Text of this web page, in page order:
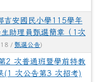
吉安國民小學115學年
助理員甄選簡章（1次
/ 甄選公告)
2 次普通班暨學前特教
(1 次公告第3 次招考)